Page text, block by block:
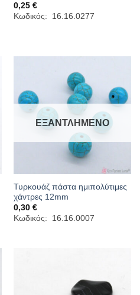
0,25 €
Κωδικός: 16.16.0277
ΕΞΑΝΤΛΗΜΈΝΟ
Τυρκουάζ πάστα ημιπολύτιμες
χάντρες 12mm
0,30 €
Κωδικός: 16.16.0007